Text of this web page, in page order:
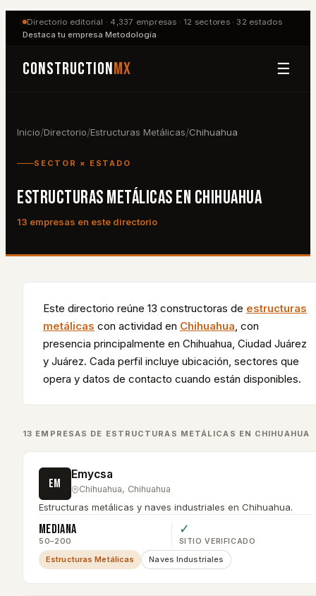
Directorio editorial · 4,337 empresas · 12 sectores · 32 estados
Destaca tu empresa·Metodología
ConstructionMX ☰
Inicio/Directorio/Estructuras Metálicas/Chihuahua
SECTOR × ESTADO
ESTRUCTURAS METÁLICASEN CHIHUAHUA
13 empresas en este directorio
Este directorio reúne 13 constructoras de estructuras
metálicas con actividad en Chihuahua, con
presencia principalmente en Chihuahua, Ciudad Juárez
y Juárez. Cada perfil incluye ubicación, sectores que
opera y datos de contacto cuando están disponibles.
13 EMPRESAS DE ESTRUCTURAS METÁLICAS EN CHIHUAHUA
EM
Emycsa
Chihuahua, Chihuahua
Estructuras metálicas y naves industriales en Chihuahua.
Mediana
50–200
✓
SITIO VERIFICADO
Estructuras Metálicas Naves Industriales